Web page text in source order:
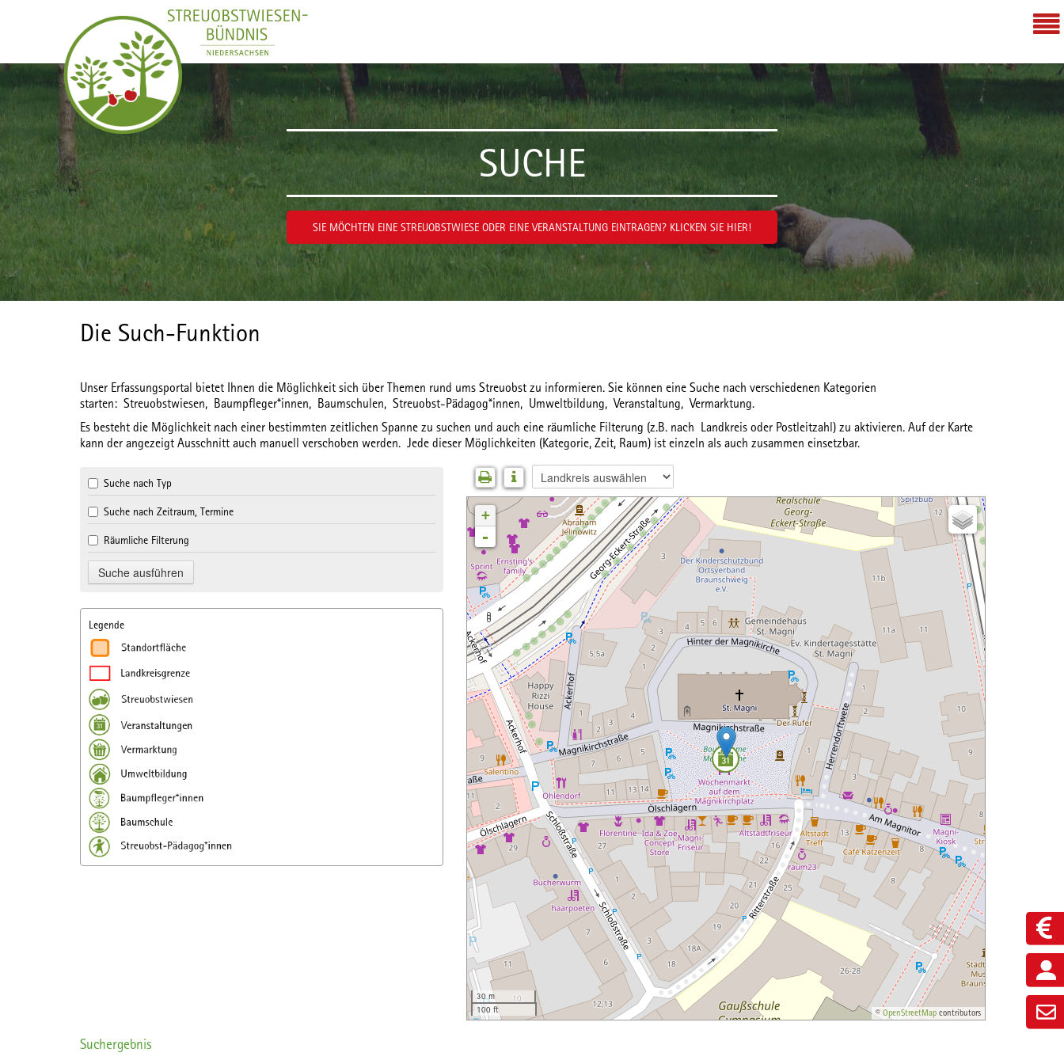
SUCHE
SIE MÖCHTEN EINE STREUOBSTWIESE ODER EINE VERANSTALTUNG EINTRAGEN? KLICKEN SIE HIER!
Die Such-Funktion
Unser Erfassungsportal bietet Ihnen die Möglichkeit sich über Themen rund ums Streuobst zu informieren. Sie können eine Suche nach verschiedenen Kategorien
starten: Streuobstwiesen, Baumpfleger*innen, Baumschulen, Streuobst-Pädagog*innen, Umweltbildung,Veranstaltung,Vermarktung.
Es besteht die Möglichkeit nach einer bestimmten zeitlichen Spannezu suchen und auch eine räumliche Filterung (z.B. nach Landkreis oder Postleitzahl) zu aktivieren. Auf der Karte
kann der angezeigt Ausschnitt auch manuell verschoben werden. Jede dieser Möglichkeiten (Kategorie, Zeit, Raum) ist einzeln als auch zusammen einsetzbar.
Suche nach Typ
Suche nach Zeitraum, Termine
Räumliche Filterung
Legende
+
-
30 m
100 ft
©OpenStreetMap contributors
Suchergebnis